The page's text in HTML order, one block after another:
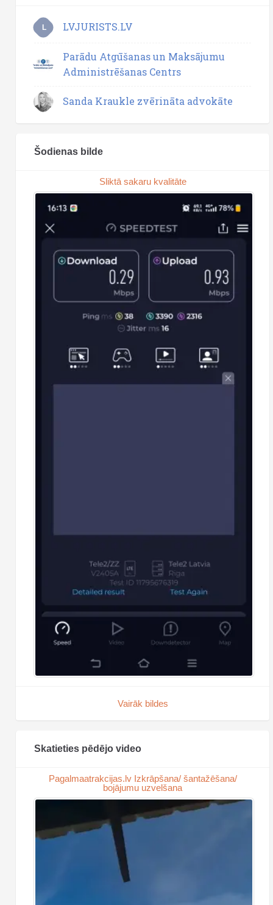
L LVJURISTS.LV
Parādu Atgūšanas un Maksājumu
Administrēšanas Centrs
Sanda Kraukle zvērināta advokāte
Šodienas bilde
Sliktā sakaru kvalitāte
Vairāk bildes
Skatieties pēdējo video
Pagalmaatrakcijas.lv Izkrāpšana/ šantažēšana/
bojājumu uzvelšana